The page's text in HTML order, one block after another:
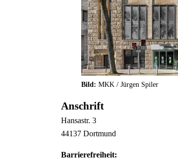
Bild: MKK / Jürgen Spiler
Anschrift
Hansastr. 3
44137 Dortmund
Barrierefreiheit: